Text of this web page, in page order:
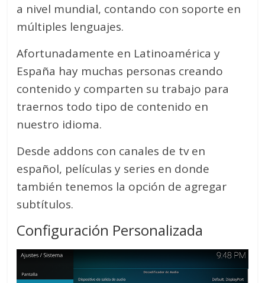
a nivel mundial, contando con soporte en
múltiples lenguajes.
Afortunadamente en Latinoamérica y
España hay muchas personas creando
contenido y comparten su trabajo para
traernos todo tipo de contenido en
nuestro idioma.
Desde addons con canales de tv en
español, películas y series en donde
también tenemos la opción de agregar
subtítulos.
Configuración Personalizada